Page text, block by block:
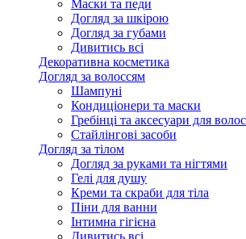
Маски та педи
Догляд за шкірою
Догляд за губами
Дивитись всі
Декоративна косметика
Догляд за волоссям
Шампуні
Кондиціонери та маски
Гребінці та аксесуари для
Стайлінгові засоби
Догляд за тілом
Догляд за руками та нігтями
Гелі для душу
Креми та скраби для тіла
Піни для ванни
Інтимна гігієна
Дивитись всі